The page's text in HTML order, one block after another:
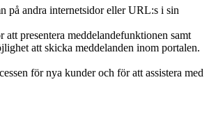
på andra internetsidor eller URL:s i sin
presentera meddelandefunktionen samt
att skicka meddelanden inom portalen.
för nya kunder och för att assistera med